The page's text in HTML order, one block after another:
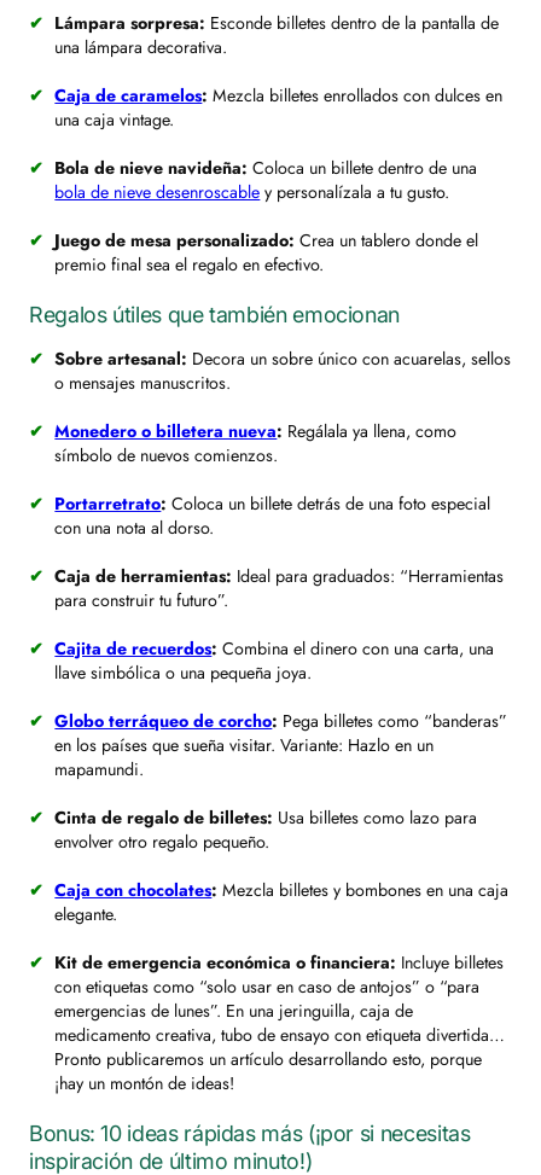
Lámpara sorpresa: Esconde billetes dentro de la pantalla de
una lámpara decorativa.
Caja de caramelos: Mezcla billetes enrollados con dulces en
una caja vintage.
Bola de nieve navideña: Coloca un billete dentro de una
bola de nieve desenroscable y personalízala a tu gusto.
Juego de mesa personalizado: Crea un tablero donde el
premio final sea el regalo en efectivo.
Regalos útiles que también emocionan
Sobre artesanal: Decora un sobre único con acuarelas, sellos
o mensajes manuscritos.
Monedero o billetera nueva: Regálala ya llena, como
símbolo de nuevos comienzos.
Portarretrato: Coloca un billete detrás de una foto especial
con una nota al dorso.
Caja de herramientas: Ideal para graduados: “Herramientas
para construir tu futuro”.
Cajita de recuerdos: Combina el dinero con una carta, una
llave simbólica o una pequeña joya.
Globo terráqueo de corcho: Pega billetes como “banderas”
en los países que sueña visitar. Variante: Hazlo en un
mapamundi.
Cinta de regalo de billetes: Usa billetes como lazo para
envolver otro regalo pequeño.
Caja con chocolates: Mezcla billetes y bombones en una caja
elegante.
Kit de emergencia económica o financiera: Incluye billetes
con etiquetas como “solo usar en caso de antojos” o “para
emergencias de lunes”. En una jeringuilla, caja de
medicamento creativa, tubo de ensayo con etiqueta divertida…
Pronto publicaremos un artículo desarrollando esto, porque
¡hay un montón de ideas!
Bonus: 10 ideas rápidas más (¡por si necesitas
inspiración de último minuto!)